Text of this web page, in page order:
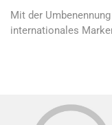
Mit der
internationales